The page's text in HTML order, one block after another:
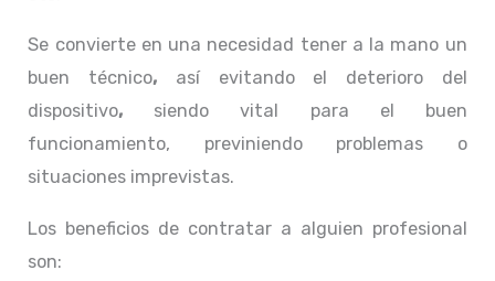
Se convierte en una necesidad tener a la mano un
buen técnico, así evitando el deterioro del
dispositivo, siendo vital para el buen
funcionamiento, previniendo problemas o
situaciones imprevistas.
Los beneficios de contratar a alguien profesional
son: